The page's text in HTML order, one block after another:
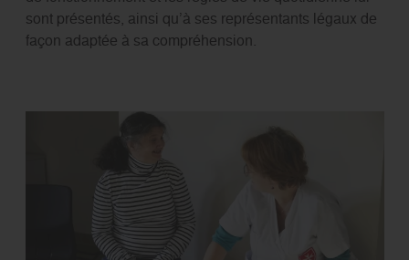
sont présentés, ainsi qu’à ses représentants légaux de
façon adaptée à sa compréhension.